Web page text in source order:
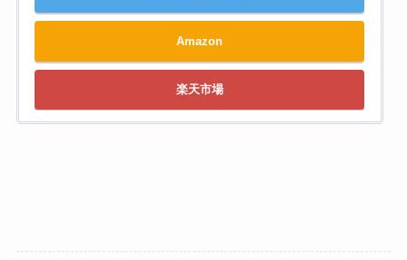
Amazon
楽天市場